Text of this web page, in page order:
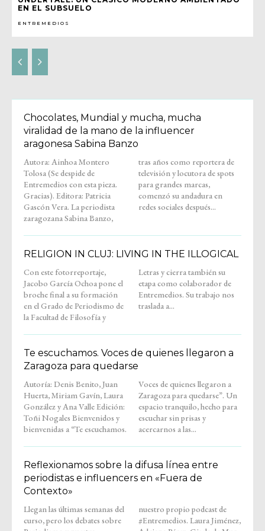
EN EL SUBSUELO
ENTREMEDIOS
Chocolates, Mundial y mucha, mucha
viralidad de la mano de la influencer
aragonesa Sabina Banzo
Autora: Ainhoa Montero
Tolosa (Se despide de
Entremedios con esta pieza.
Gracias). Editora: Patricia
Gascón Vera. La periodista
zaragozana Sabina Banzo,
tras años como reportera de
televisión y locutora de spots
para grandes marcas,
comenzó su andadura en
redes sociales después...
RELIGION IN CLUJ: LIVING IN THE ILLOGICAL
Con este fotorreportaje,
Jacobo García Ochoa pone el
broche final a su formación
en el Grado de Periodismo de
la Facultad de Filosofía y
Letras y cierra también su
etapa como colaborador de
Entremedios. Su trabajo nos
traslada a...
Te escuchamos. Voces de quienes llegaron a
Zaragoza para quedarse
Autoría: Denis Benito, Juan
Huerta, Miriam Gavín, Laura
González y Ana Valle Edición:
Toñi Nogales Bienvenidos y
bienvenidas a “Te escuchamos.
Voces de quienes llegaron a
Zaragoza para quedarse”. Un
espacio tranquilo, hecho para
escuchar sin prisas y
acercarnos a las...
Reflexionamos sobre la difusa línea entre
periodistas e influencers en «Fuera de
Contexto»
Llegan las últimas semanas del
curso, pero los debates sobre
nuestro propio podcast de
#Entremedios. Laura Jiménez,